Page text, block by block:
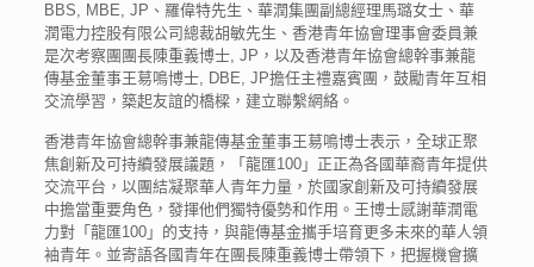
BBS, MBE, JP、羅偉特先生、華潤集團副總經理馬璐女士、華
潤電力控股有限公司總裁胡敏先生、香港青年協會理事會委員兼
是次考察團團長陳重義博士, JP，以及香港青年協會總幹事兼龍
傳基金董事王䓪鳴博士, DBE, JP擔任主禮嘉賓團，鼓勵青年互相
交流學習，築起友誼的橋樑，建立聯繫網絡。
香港青年協會總幹事兼龍傳基金董事王䓪鳴博士表示，全球正聚
焦創新及可持續發展議題，「龍匯100」正正為各國華裔青年提供
交流平台，以團結凝聚華人青年力量，於國家創新及可持續發展
中擔當重要角色，發揮他們獨特優勢和作用。王博士感謝華潤電
力對「龍匯100」的支持，與龍傳基金攜手培育更多未來的華人領
袖青年。並寄語各國青年在團長陳重義博士帶領下，把握機會擴